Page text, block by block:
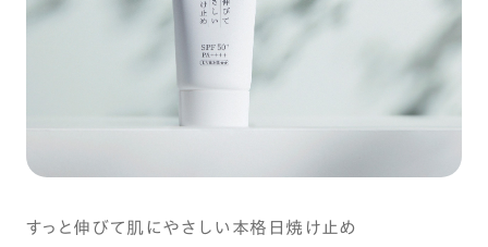
すっと伸びて肌にやさしい本格日焼け止め